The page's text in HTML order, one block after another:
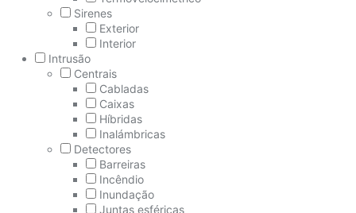
Sirenes
Exterior
Interior
Intrusão
Centrais
Cabladas
Caixas
Híbridas
Inalámbricas
Detectores
Barreiras
Incêndio
Inundação
Juntas esféricas